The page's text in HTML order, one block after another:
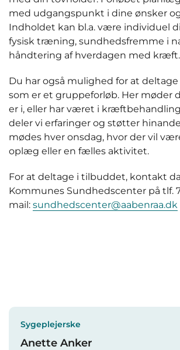
med udgangspunkt i dine ønsker
Indholdet kan bl.a. være individuel
fysisk træning, sundhedsfremme i
håndtering af hverdagen med kræft.
Du har også mulighed for at deltage
som er et gruppeforløb. Her møder
er i, eller har været i
deler vi erfaringer og støtter
mødes hver onsdag, hvor der vil
oplæg eller en fælles aktivitet.
For at deltage i tilbuddet, kontakt
Kommunes Sundhedscenter på tlf.
mail: sundhedscenter@aabenraa.dk
Sygeplejerske
Anette Anker